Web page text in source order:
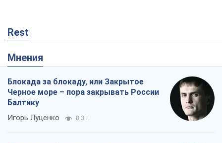
Rest
Мнения
Блокада за блокаду, или Закрытое
Черное море – пора закрывать России
Балтику
Игорь Луценко 8,3 т.